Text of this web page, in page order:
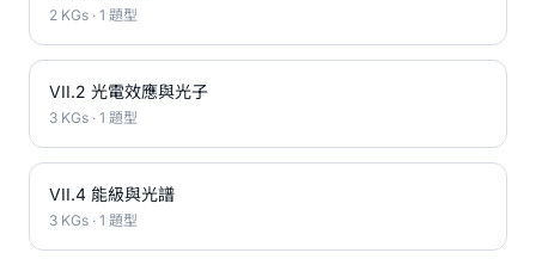
2 KGs · 1 題型
VII.2 光電效應與光子
3 KGs · 1 題型
VII.4 能級與光譜
3 KGs · 1 題型